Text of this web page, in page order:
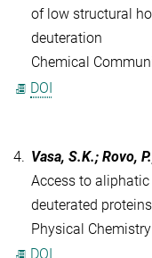
of low structural
deuteration
Chemical
DOI
4. Vasa, S.K.; Rovo,
Access to
deuterated
Physical
DOI